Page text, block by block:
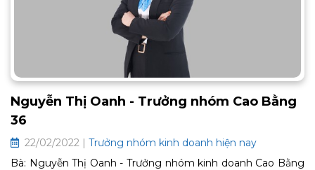
Nguyễn Thị Oanh - Trưởng nhóm Cao Bằng
36
22/02/2022 | Trưởng nhóm kinh doanh hiện nay
Bà: Nguyễn Thị Oanh - Trưởng nhóm kinh doanh Cao Bằng